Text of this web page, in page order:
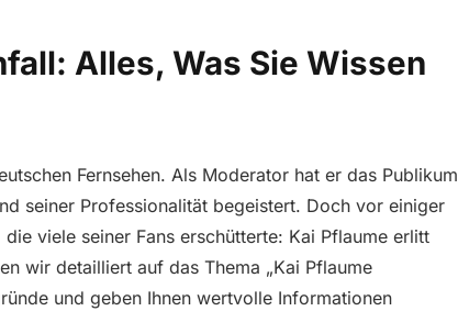
Alles, Was Sie Wissen
Fernsehen. Als Moderator hat er das Publikum
seiner Professionalität begeistert. Doch vor einiger
viele seiner Fans erschütterte: Kai Pflaume erlitt
wir detailliert auf das Thema „Kai Pflaume
und geben Ihnen wertvolle Informationen